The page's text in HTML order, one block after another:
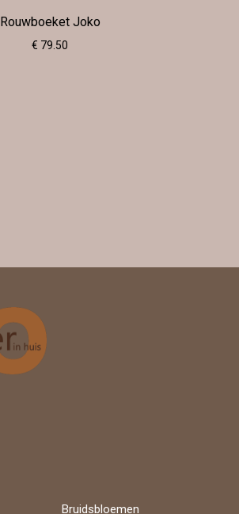
Rouwboeket Joko
€ 79.50
Bruidsbloemen